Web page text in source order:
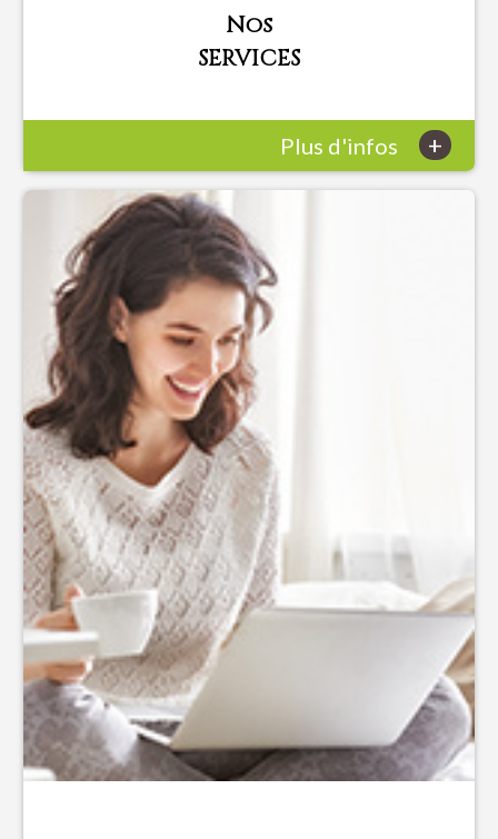
Nos
SERVICES
Plus d'infos +